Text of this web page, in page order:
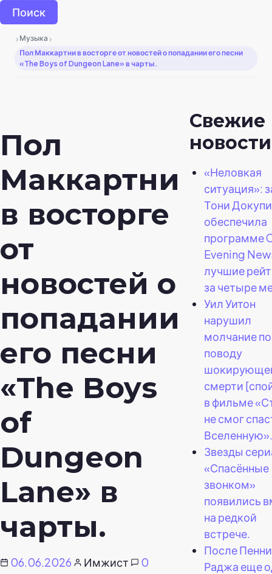
› Музыка ›
Пол Маккартни в восторге от новостей о попадании его песни
«The Boys of Dungeon Lane» в чарты.
Пол
Маккартни
в восторге
от
новостей о
попадании
его песни
«The Boys
of
Dungeon
Lane» в
чарты.
06.06.2026 Имжист
0
Свежие
новости
«Неловкая
ситуация»:
Тони
обеспечила
программе
Evening
лучшие
за четыре
Уил Уитон
нарушил
молчание по
поводу
смерти
в фильме
не смог
Вселенную».
Звезды
«Спасённые
звонком»
появились
на редкой
встрече.
После
Раджа еще